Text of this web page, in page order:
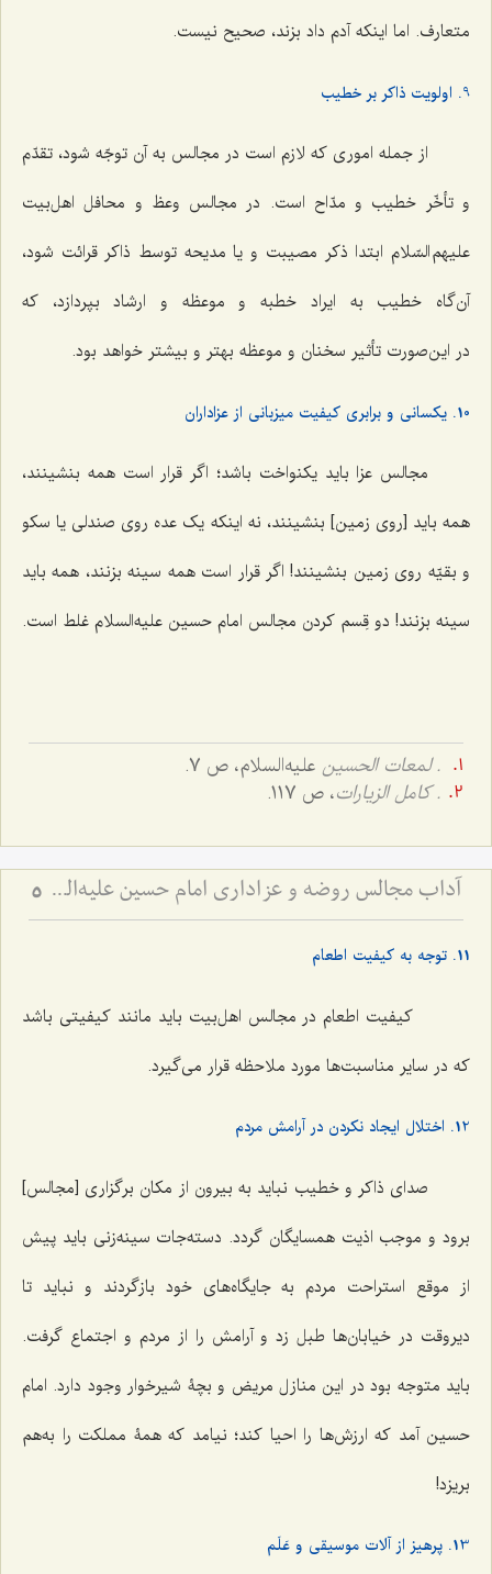
متعارف. اما اینکه آدم داد بزند، صحیح نیست.
9. اولویت ذاکر بر خطیب
از جمله اموری که لازم است در مجالس به آن توجّه شود، تقدّم
و تأخّر خطیب و مدّاح است. در مجالس وعظ و محافل اهل‌بیت
علیهم السّلام ابتدا ذکر مصیبت و یا مدیحه توسط ذاکر قرائت شود،
آن‌گاه خطیب به ایراد خطبه و موعظه و ارشاد بپردازد، که
در این‌صورت تأثیر سخنان و موعظه بهتر و بیشتر خواهد بود.
10. یکسانی و برابری کیفیت میزبانی از عزاداران
مجالس عزا باید یکنواخت باشد؛ اگر قرار است همه بنشینند،
همه باید [روی زمین] بنشینند، نه اینکه یک عده روی صندلی یا سکو
و بقیّه روی زمین بنشینند! اگر قرار است همه سینه بزنند، همه باید
سینه بزنند! دو قِسم کردن مجالس امام حسین علیه‌السلام غلط است.
. لمعات الحسین علیه‌السلام، ص 7.
. كامل الزيارات، ص 117.
آداب مجالس روضه و عزاداری امام حسین علیه‌السلام - و توصیه‌های بزرگان دربارۀ ماه‌های محرّم و صفر 5
11. توجه به کیفیت اطعام
کیفیت اطعام در مجالس اهل‌بیت باید مانند کیفیتی باشد
که در سایر مناسبت‌ها مورد ملاحظه قرار می‌گیرد.
12. اختلال ایجاد نکردن در آرامش مردم
صدای ذاکر و خطیب نباید به بیرون از مکان برگزاری [مجالس]
برود و موجب اذیت همسایگان گردد. دسته‌جات سینه‌زنی باید پیش
از موقع استراحت مردم به جایگاه‌های خود بازگردند و نباید تا
دیروقت در خیابان‌ها طبل زد و آرامش را از مردم و اجتماع گرفت.
باید متوجه بود در این منازل مریض و بچۀ شیرخوار وجود دارد. امام
حسین آمد که ارزش‌ها را احیا کند؛ نیامد که همۀ مملکت را به‌هم
بریزد!
13. پرهیز از آلات موسیقی و عَلَم